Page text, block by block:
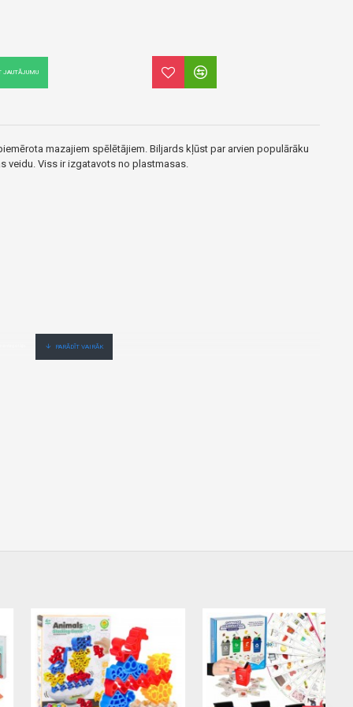
JAUTĀJUMU
mazajiem spēlētājiem. Biljards kļūst par arvien populārāku
veidu. Viss ir izgatavots no plastmasas.